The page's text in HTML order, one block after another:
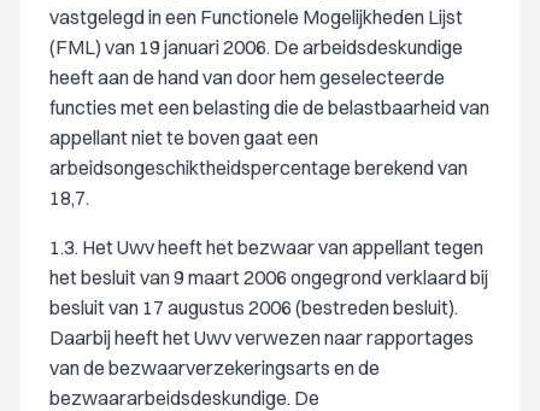
vastgelegd in een Functionele Mogelijkheden Lijst
(FML) van 19 januari 2006. De arbeidsdeskundige
heeft aan de hand van door hem geselecteerde
functies met een belasting die de belastbaarheid van
appellant niet te boven gaat een
arbeidsongeschiktheidspercentage berekend van
18,7.
1.3. Het Uwv heeft het bezwaar van appellant tegen
het besluit van 9 maart 2006 ongegrond verklaard bij
besluit van 17 augustus 2006 (bestreden besluit).
Daarbij heeft het Uwv verwezen naar rapportages
van de bezwaarverzekeringsarts en de
bezwaararbeidsdeskundige. De